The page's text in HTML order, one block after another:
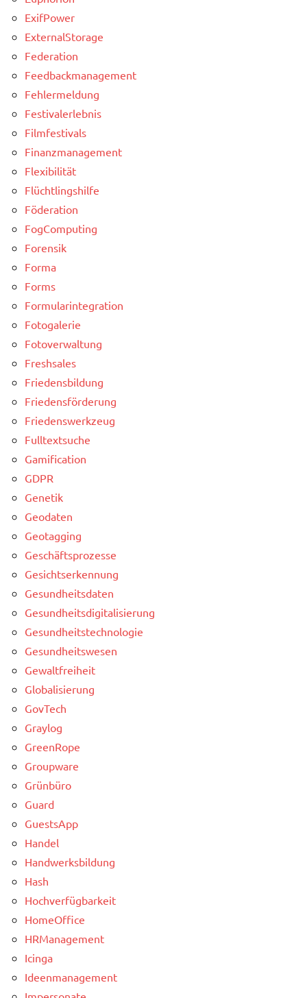
ExifPower
ExternalStorage
Federation
Feedbackmanagement
Fehlermeldung
Festivalerlebnis
Filmfestivals
Finanzmanagement
Flexibilität
Flüchtlingshilfe
Föderation
FogComputing
Forensik
Forma
Forms
Formularintegration
Fotogalerie
Fotoverwaltung
Freshsales
Friedensbildung
Friedensförderung
Friedenswerkzeug
Fulltextsuche
Gamification
GDPR
Genetik
Geodaten
Geotagging
Geschäftsprozesse
Gesichtserkennung
Gesundheitsdaten
Gesundheitsdigitalisierung
Gesundheitstechnologie
Gesundheitswesen
Gewaltfreiheit
Globalisierung
GovTech
Graylog
GreenRope
Groupware
Grünbüro
Guard
GuestsApp
Handel
Handwerksbildung
Hash
Hochverfügbarkeit
HomeOffice
HRManagement
Icinga
Ideenmanagement